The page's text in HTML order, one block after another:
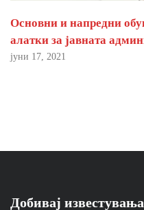
Основни и напредни
алатки за јавната
јуни 17, 2021
Добивај известувања